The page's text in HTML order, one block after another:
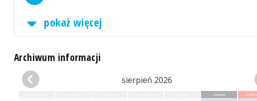
pokaż więcej
Archiwum informacji
sierpień 2026
sobota